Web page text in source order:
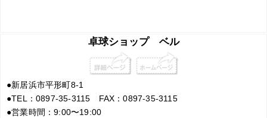
卓球ショップ ベル
●新居浜市平形町8-1
●TEL：0897-35-3115 FAX：0897-35-3115
●営業時間：9:00〜19:00